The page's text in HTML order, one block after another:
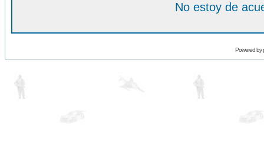
No estoy de
Powered by